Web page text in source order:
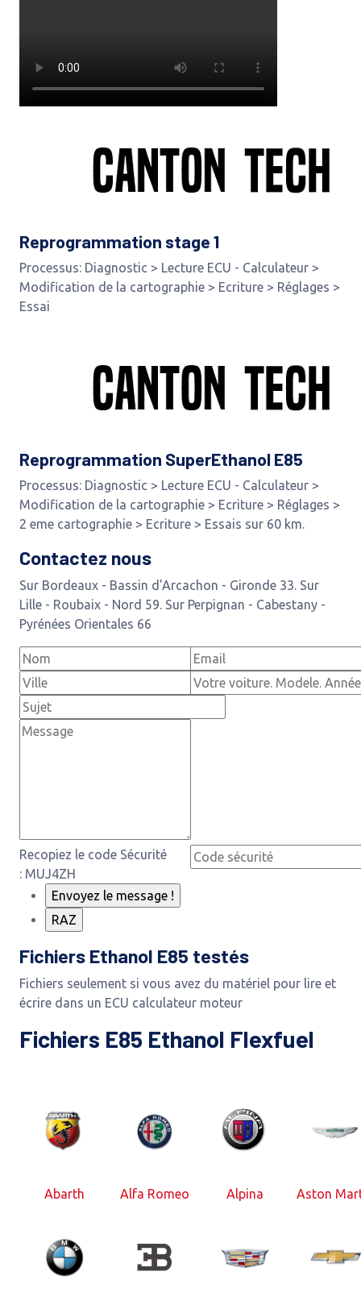
Reprogrammation stage 1
Processus: Diagnostic > Lecture ECU - Calculateur >
Modification de la cartographie > Ecriture > Réglages >
Essai
Reprogrammation SuperEthanol E85
Processus: Diagnostic > Lecture ECU - Calculateur >
Modification de la cartographie > Ecriture > Réglages >
2 eme cartographie > Ecriture > Essais sur 60 km.
Contactez nous
Sur Bordeaux - Bassin d'Arcachon - Gironde 33. Sur
Lille - Roubaix - Nord 59. Sur Perpignan - Cabestany -
Pyrénées Orientales 66
Recopiez le code Sécurité
: MUJ4ZH
Fichiers Ethanol E85 testés
Fichiers seulement si vous avez du matériel pour lire et
écrire dans un ECU calculateur moteur
Fichiers E85 Ethanol Flexfuel
Abarth Alfa Romeo Alpina Aston